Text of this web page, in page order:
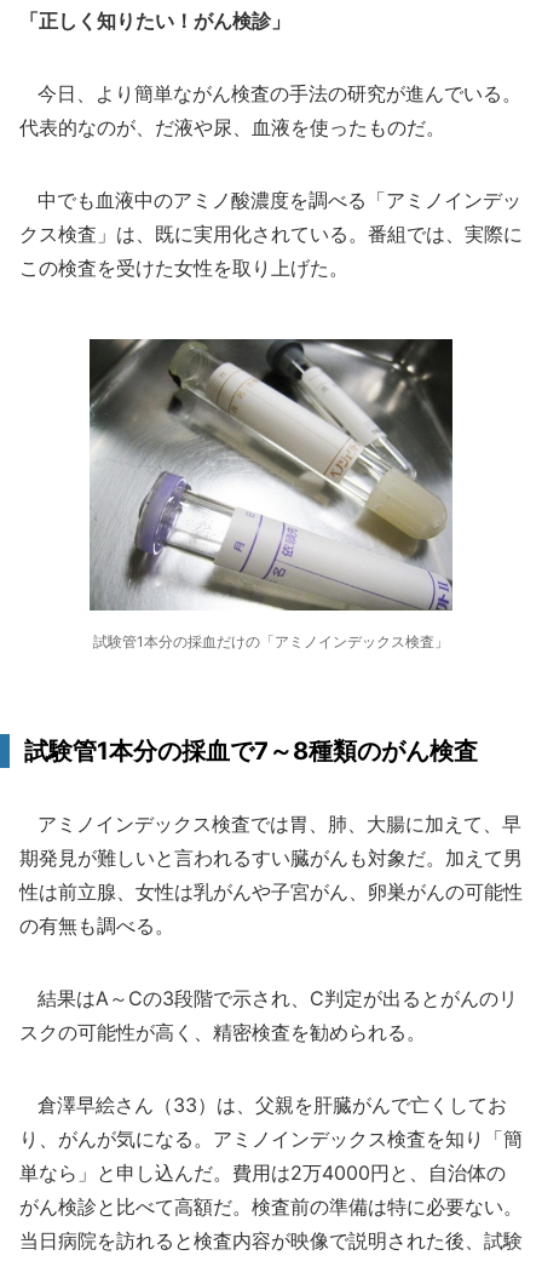
「正しく知りたい！がん検診」
今日、より簡単ながん検査の手法の研究が進んでいる。
代表的なのが、だ液や尿、血液を使ったものだ。
中でも血液中のアミノ酸濃度を調べる「アミノインデッ
クス検査」は、既に実用化されている。番組では、実際に
この検査を受けた女性を取り上げた。
試験管1本分の採血だけの「アミノインデックス検査」
試験管1本分の採血で7～8種類のがん検査
アミノインデックス検査では胃、肺、大腸に加えて、早
期発見が難しいと言われるすい臓がんも対象だ。加えて男
性は前立腺、女性は乳がんや子宮がん、卵巣がんの可能性
の有無も調べる。
結果はA～Cの3段階で示され、C判定が出るとがんのリ
スクの可能性が高く、精密検査を勧められる。
倉澤早絵さん（33）は、父親を肝臓がんで亡くしてお
り、がんが気になる。アミノインデックス検査を知り「簡
単なら」と申し込んだ。費用は2万4000円と、自治体の
がん検診と比べて高額だ。検査前の準備は特に必要ない。
当日病院を訪れると検査内容が映像で説明された後、試験